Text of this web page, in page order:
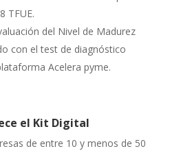
TFUE.
del Nivel de Madurez
con el test de diagnóstico
Acelera pyme.
el Kit Digital
de entre 10 y menos de 50